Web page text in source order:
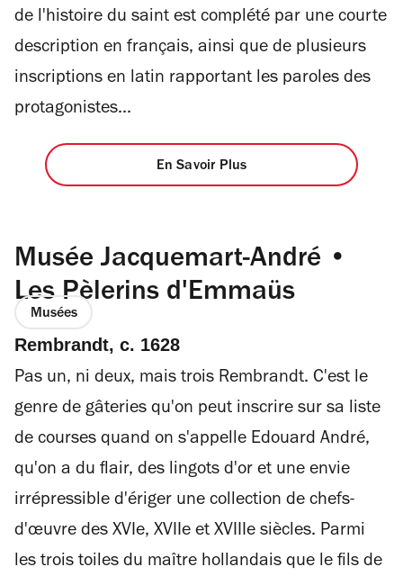
de l'histoire du saint est complété par une courte
description en français, ainsi que de plusieurs
inscriptions en latin rapportant les paroles des
protagonistes...
En Savoir Plus
Musée Jacquemart-André •
Les Pèlerins d'Emmaüs
Musées
Rembrandt, c. 1628
Pas un, ni deux, mais trois Rembrandt. C'est le
genre de gâteries qu'on peut inscrire sur sa liste
de courses quand on s'appelle Edouard André,
qu'on a du flair, des lingots d'or et une envie
irrépressible d'ériger une collection de chefs-
d'œuvre des XVIe, XVIIe et XVIIIe siècles. Parmi
les trois toiles du maître hollandais que le fils de